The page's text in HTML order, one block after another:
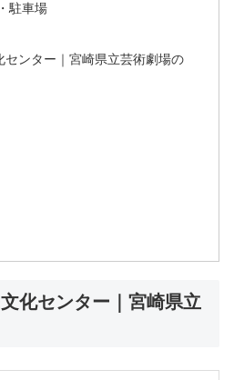
駐車場
センター｜宮崎県立芸術劇場の
化センター｜宮崎県立